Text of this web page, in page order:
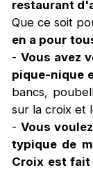
restaurant
Que ce soit
en a pour
- Vous avez
pique-nique
bancs,
sur la croix et
- Vous
typique de
Croix est